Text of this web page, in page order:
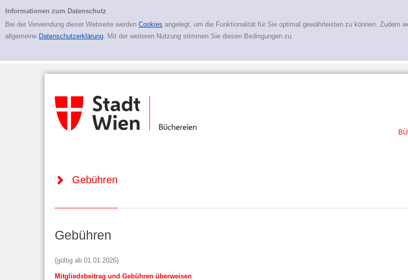
Gebühren
Informationen zum Datenschutz
Bei der Verwendung dieser Webseite werden Cookies angelegt, um die Funktionalität für Sie optimal gewährleisten zu können. Zudem
allgemeine Datenschutzerklärung. Mit der weiteren Nutzung stimmen Sie diesen Bedingungen zu.
Gebühren
Gebühren
(gültig ab 01.01.2026)
Mitgliedsbeitrag und Gebühren überweisen